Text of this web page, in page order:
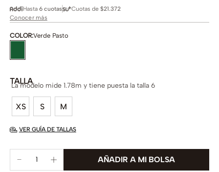
Hasta 6 cuotas Cuotas de $21.372
Conocer más
COLOR:Verde Pasto
TALLA
XS S M
La modelo mide 1.78m y tiene puesta la talla 6
VER GUÍA DE TALLAS